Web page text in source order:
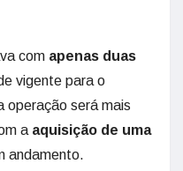
com apenas duas
vigente para o
operação será mais
a aquisição de uma
andamento.